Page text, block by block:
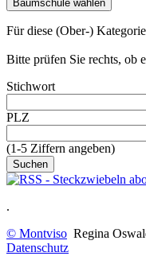
Für diese (Ober-)
Bitte prüfen Sie rechts, ob
Stichwort
PLZ
(1-5 Ziffern angeben)
.
© Montviso Regina
Datenschutz